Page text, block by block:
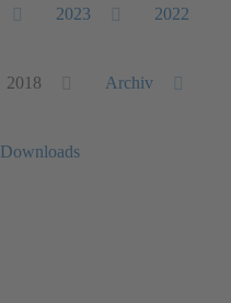
2023 2022
2018 Archiv
Downloads